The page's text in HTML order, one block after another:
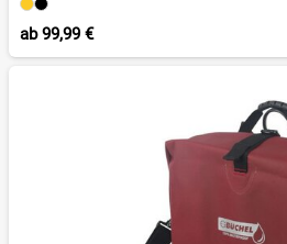
ab99,99 €